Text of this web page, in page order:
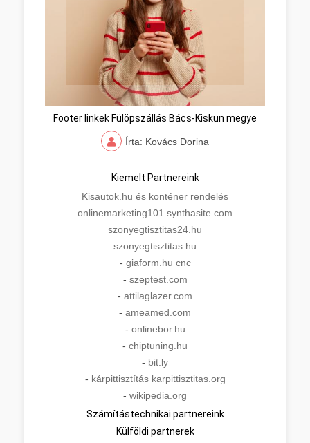
Footer linkek Fülöpszállás Bács-Kiskun megye
Írta: Kovács Dorina
Kiemelt Partnereink
Kisautok.hu és konténer rendelés
onlinemarketing101.synthasite.com
szonyegtisztitas24.hu
szonyegtisztitas.hu
- giaform.hu cnc
- szeptest.com
- attilaglazer.com
- ameamed.com
- onlinebor.hu
- chiptuning.hu
- bit.ly
- kárpittisztítás karpittisztitas.org
- wikipedia.org
Számítástechnikai partnereink
Külföldi partnerek